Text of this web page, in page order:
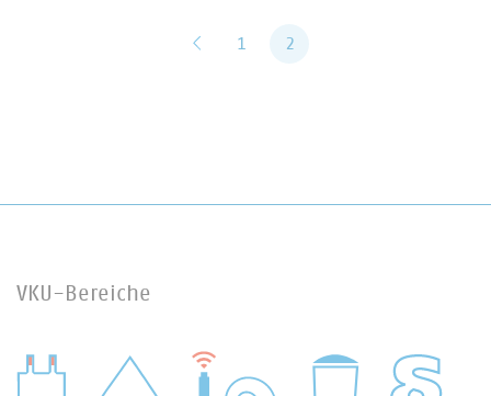
zurück
1 2
VKU-Bereiche